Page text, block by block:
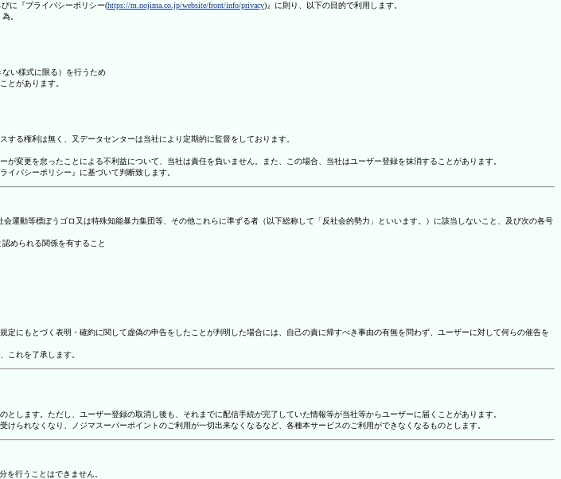
びに『プライバシーポリシー(https://m.nojima.co.jp/website/front/info/privacy)』に則り、以下の目的で利用します。
。
い様式に限る）を行うため
とがあります。
る権利は無く、又データセンターは当社により定期的に監督をしております。
変更を怠ったことによる不利益について、当社は責任を負いません。また、この場合、当社はユーザー登録を抹消することがあります。
バシーポリシー』に基づいて判断致します。
動等標ぼうゴロ又は特殊知能暴力集団等、その他これらに準ずる者（以下総称して「反社会的勢力」といいます。）に該当しないこと、及び次の各号
められる関係を有すること
にもとづく表明・確約に関して虚偽の申告をしたことが判明した場合には、自己の責に帰すべき事由の有無を問わず、ユーザーに対して何らの催告を
これを了承します。
します。ただし、ユーザー登録の取消し後も、それまでに配信手続が完了していた情報等が当社等からユーザーに届くことがあります。
られなくなり、ノジマスーパーポイントのご利用が一切出来なくなるなど、各種本サービスのご利用ができなくなるものとします。
を行うことはできません。